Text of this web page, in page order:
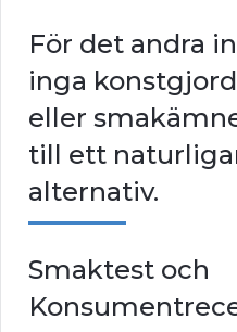
För det andra
inga
eller
till ett
alternativ.
Smaktest och